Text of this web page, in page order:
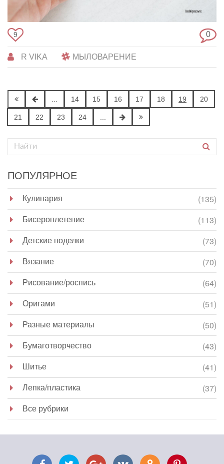
9 0
R VIKA МЫЛОВАРЕНИЕ
14 15 16 17 18 19 20
21 22 23 24
ПОПУЛЯРНОЕ
Кулинария
(135)
Бисероплетение
(113)
Детские поделки
(73)
Вязание
(70)
Рисование/роспись
(64)
Оригами
(51)
Разные материалы
(50)
Бумаготворчество
(43)
Шитье
(41)
Лепка/пластика
(37)
Все рубрики